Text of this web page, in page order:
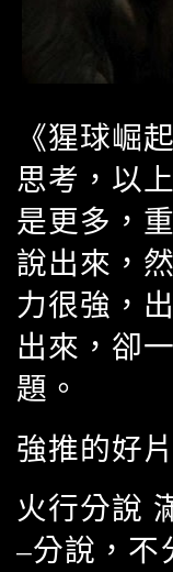
《猩球崛
思考，以
是更多，
說出來，
力很強，
出來，卻
題。
強推的好
火行分說
–分說，不